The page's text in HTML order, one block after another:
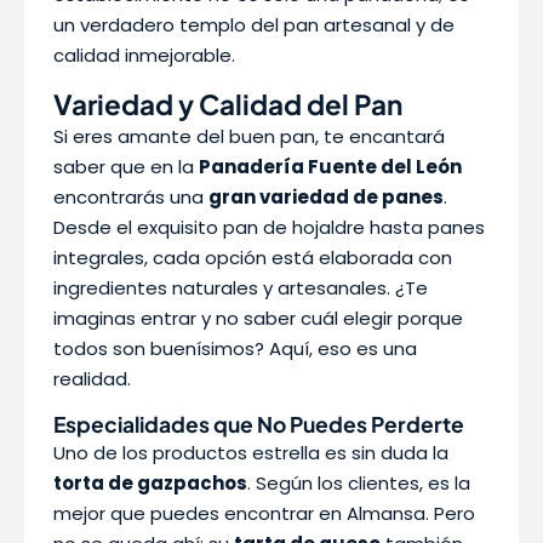
un verdadero templo del pan artesanal y de
calidad inmejorable.
Variedad y Calidad del Pan
Si eres amante del buen pan, te encantará
saber que en la Panadería Fuente del León
encontrarás una gran variedad de panes.
Desde el exquisito pan de hojaldre hasta panes
integrales, cada opción está elaborada con
ingredientes naturales y artesanales. ¿Te
imaginas entrar y no saber cuál elegir porque
todos son buenísimos? Aquí, eso es una
realidad.
Especialidades que No Puedes Perderte
Uno de los productos estrella es sin duda la
torta de gazpachos. Según los clientes, es la
mejor que puedes encontrar en Almansa. Pero